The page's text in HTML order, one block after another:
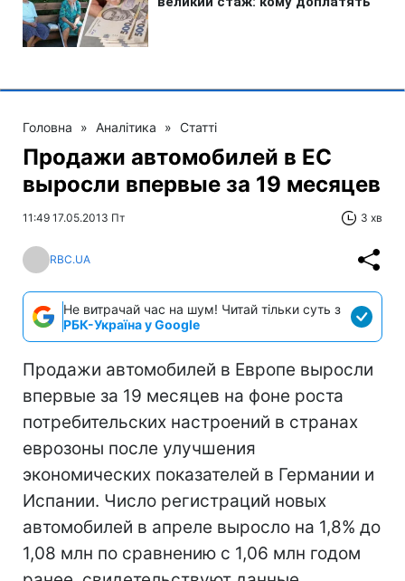
Головна » Аналітика » Статті
Продажи автомобилей в ЕС
выросли впервые за 19 месяцев
11:49 17.05.2013 Пт 3 хв
RBC.UA
Не витрачай час на шум! Читай тільки суть з
РБК-Україна у Google
Продажи автомобилей в Европе выросли
впервые за 19 месяцев на фоне роста
потребительских настроений в странах
еврозоны после улучшения
экономических показателей в Германии и
Испании. Число регистраций новых
автомобилей в апреле выросло на 1,8% до
1,08 млн по сравнению с 1,06 млн годом